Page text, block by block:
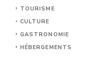
TOURISME
CULTURE
GASTRONOMIE
HÉBERGEMENTS